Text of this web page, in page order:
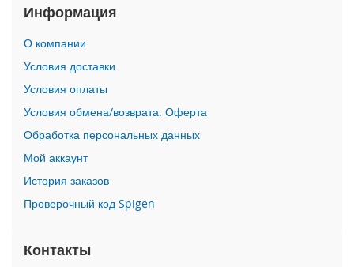
i
h
n
e
1
7
P
r
o
i
P
n
Информация
О компании
Условия доставки
Условия оплаты
Условия обмена/возврата. Оферта
Обработка персональных данных
Мой аккаунт
История заказов
Проверочный код Spigen
Контакты